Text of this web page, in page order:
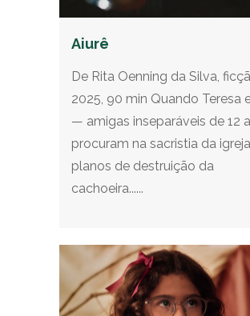
Aiurê
De Rita Oenning da Silva,
2025, 90 min Quando Teresa
— amigas inseparáveis de 12
procuram na sacristia da
planos de destruição da
cachoeira......